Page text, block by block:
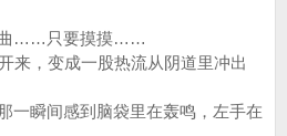
曲……只要摸摸……
来，变成一股热流从阴道里冲出
一瞬间感到脑袋里在轰鸣，左手在